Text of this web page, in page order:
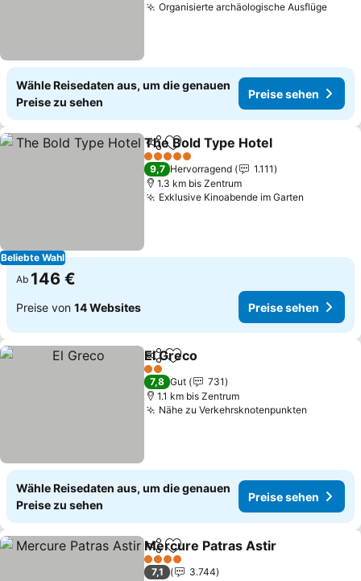
Organisierte archäologische Ausflüge
Wähle Reisedaten aus, um die genauen
Preise zu sehen
Preise sehen
Beliebte Wahl
TeilenZu Favoriten hinzufügen
The Bold Type Hotel
5 Sterne
9,7 Hervorragend
1.111
1.3 km bis Zentrum
Exklusive Kinoabende im Garten
Ab 146 €
Preise von 14 Websites Preise sehen
TeilenZu Favoriten hinzufügen
El Greco
2 Sterne
7,8 Gut
731
1.1 km bis Zentrum
Nähe zu Verkehrsknotenpunkten
Wähle Reisedaten aus, um die genauen
Preise zu sehen
Preise sehen
TeilenZu Favoriten hinzufügen
Mercure Patras Astir
4 Sterne
7,1
3.744